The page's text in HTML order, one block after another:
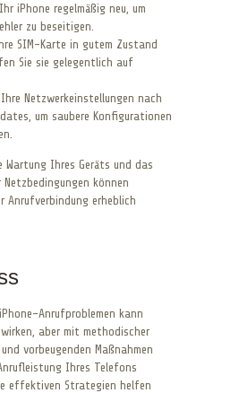
iPhone regelmäßig neu, um
zu beseitigen.
SIM-Karte in gutem Zustand
Sie sie gelegentlich auf
Ihre Netzwerkeinstellungen nach
um saubere Konfigurationen
Wartung Ihres Geräts und das
können
Anrufverbindung erheblich
Anrufproblemen kann
aber mit methodischer
vorbeugenden Maßnahmen
Ihres Telefons
effektiven Strategien helfen